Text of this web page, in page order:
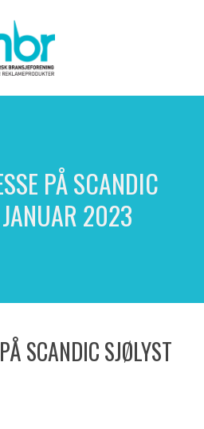
PÅ SCANDIC
2023
SCANDIC SJØLYST